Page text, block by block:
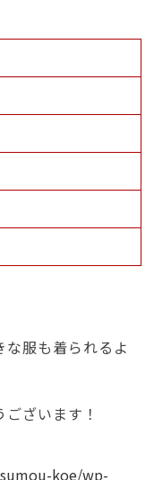
服も着られるよ
ざいます！